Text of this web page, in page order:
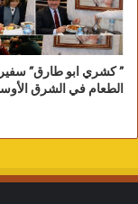
” كشري ابو طارق”
الطعام في الشرق